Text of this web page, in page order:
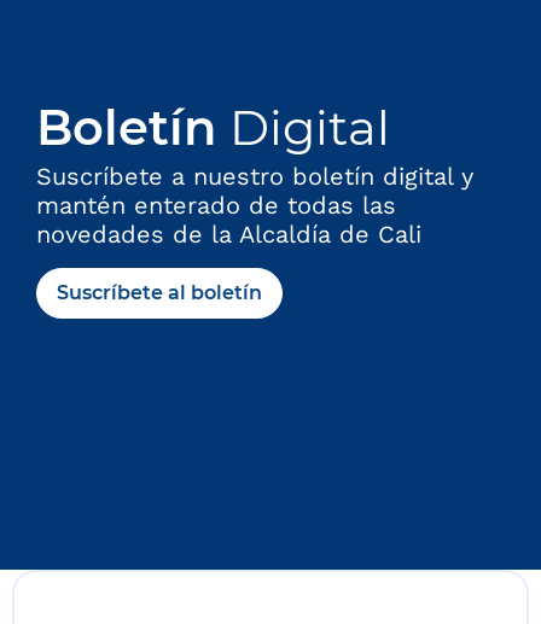
Boletín Digital
Suscríbete a nuestro boletín digital y
mantén enterado de todas las
novedades de la Alcaldía de Cali
Suscríbete al boletín